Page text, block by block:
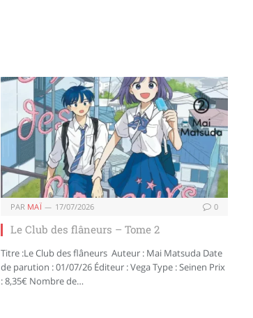
PAR MAÏ 17/07/2026 0
Le Club des flâneurs – Tome 2
Titre :Le Club des flâneurs Auteur : Mai Matsuda Date
de parution : 01/07/26 Éditeur : Vega Type : Seinen Prix
: 8,35€ Nombre de…